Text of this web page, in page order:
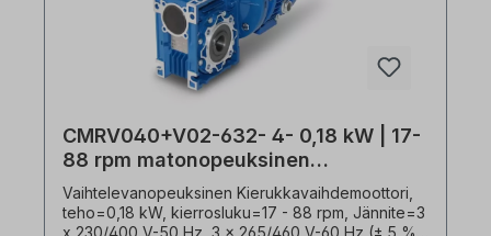
CMRV040+V02-632- 4- 0,18 kW | 17-
88 rpm matonopeuksinen
vaihdemoottori
Vaihtelevanopeuksinen Kierukkavaihdemoottori,
teho=0,18 kW, kierrosluku=17 - 88 rpm, Jännite=3
x 230/400 V-50 Hz, 3 x 265/460 V-60 Hz (± 5 %